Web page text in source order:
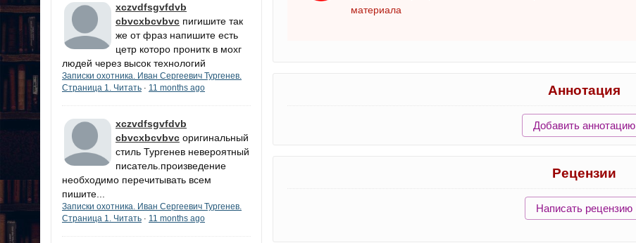
xczvdfsgvfdvb
cbvcxbcvbvc пигишите так
же от фраз напишите есть
цетр которо пронитк в мохг
людей через высок технологий
Записки охотника. Иван Сергеевич Тургенев.
Страница 1. Читать · 11 months ago
xczvdfsgvfdvb
cbvcxbcvbvc оригинальный
стиль Тургенев невероятный
писатель.произведение
необходимо перечитывать всем
пишите...
Записки охотника. Иван Сергеевич Тургенев.
Страница 1. Читать · 11 months ago
материала
Аннотация
Добавить аннотацию
Рецензии
Написать рецензию